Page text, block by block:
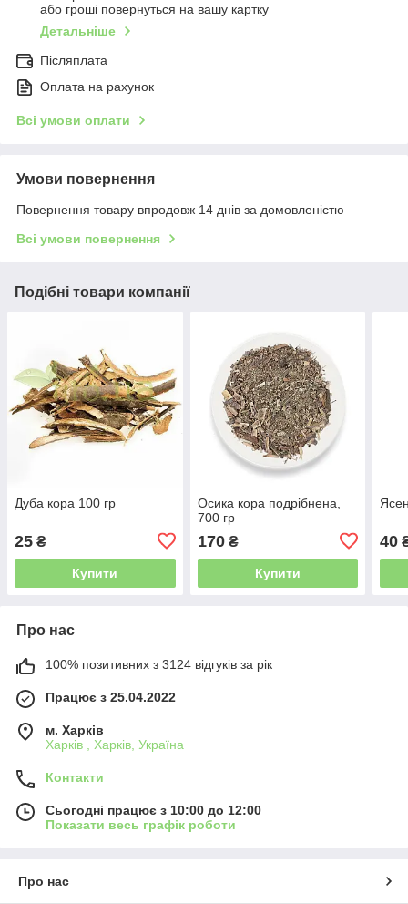
або гроші повернуться на вашу картку
Детальніше
Післяплата
Оплата на рахунок
Всі умови оплати
Умови повернення
Повернення товару впродовж 14 днів за домовленістю
Всі умови повернення
Подібні товари компанії
Дуба кора 100 гр
25 ₴
Купити
Осика кора подрібнена,
700 гр
170₴
Купити
40
Про нас
100% позитивних з 3124 відгуків за рік
Працює з 25.04.2022
м. Харків
Харків , Харків, Україна
Контакти
Сьогодні працює з 10:00 до 12:00
Показати весь графік роботи
Про нас